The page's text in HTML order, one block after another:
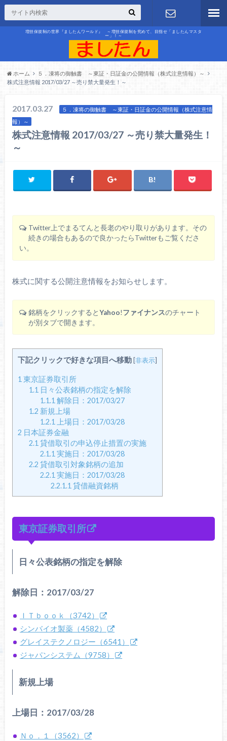
増担保規制の世界『ましたんワールド』 ～増担保規制を究めて、目指せ「ましたんマスタ
ー」！～
お問合せ
ホーム
５．凍将の御触書 ～東証・日証金の公開情報（株式注意情報）～
株式注意情報 2017/03/27 ～売り禁大量発生！～
2017.03.27
５．凍将の御触書 ～東証・日証金の公開情報（株式注意情
報）～
株式注意情報 2017/03/27 ～売り禁大量発生！
～
Twitter上でまるてんと長老のやり取りがあります。その
続きの場合もあるので良かったらTwitterもご覧くださ
い。
株式に関する公開注意情報をお知らせします。
銘柄をクリックするとYahoo!ファイナンスのチャート
が別タブで開きます。
下記クリックで好きな項目へ移動 [非表示]
1 東京証券取引所
1.1 日々公表銘柄の指定を解除
1.1.1 解除日：2017/03/27
1.2 新規上場
1.2.1
上場日：2017/03/28
2 日本証券金融
2.1 貸借取引の申込停止措置の実施
2.1.1 実施日：2017/03/28
2.2 貸借取引対象銘柄の追加
2.2.1 実施日：2017/03/28
2.2.1.1 貸借融資銘柄
東京証券取引所
日々公表銘柄の指定を解除
解除日：2017/03/27
ＩＴｂｏｏｋ（3742）
シンバイオ製薬（4582）
グレイステクノロジー（6541）
ジャパンシステム（9758）
新規上場
上場日：2017/03/28
Ｎｏ．１（3562）